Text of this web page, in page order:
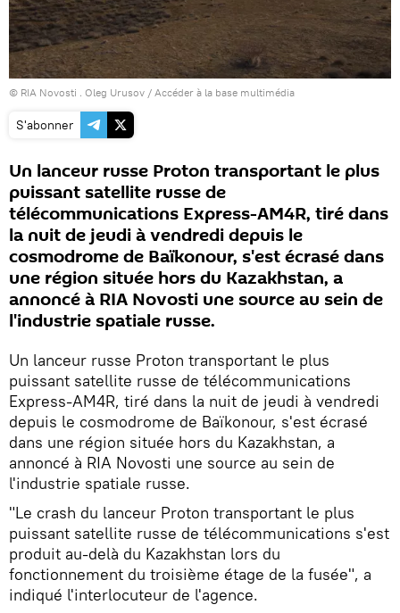
© RIA Novosti . Oleg Urusov / Accéder à la base multimédia
S'abonner
Un lanceur russe Proton transportant le plus
puissant satellite russe de
télécommunications Express-AM4R, tiré dans
la nuit de jeudi à vendredi depuis le
cosmodrome de Baïkonour, s'est écrasé dans
une région située hors du Kazakhstan, a
annoncé à RIA Novosti une source au sein de
l'industrie spatiale russe.
Un lanceur russe Proton transportant le plus
puissant satellite russe de télécommunications
Express-AM4R, tiré dans la nuit de jeudi à vendredi
depuis le cosmodrome de Baïkonour, s'est écrasé
dans une région située hors du Kazakhstan, a
annoncé à RIA Novosti une source au sein de
l'industrie spatiale russe.
"Le crash du lanceur Proton transportant le plus
puissant satellite russe de télécommunications s'est
produit au-delà du Kazakhstan lors du
fonctionnement du troisième étage de la fusée", a
indiqué l'interlocuteur de l'agence.